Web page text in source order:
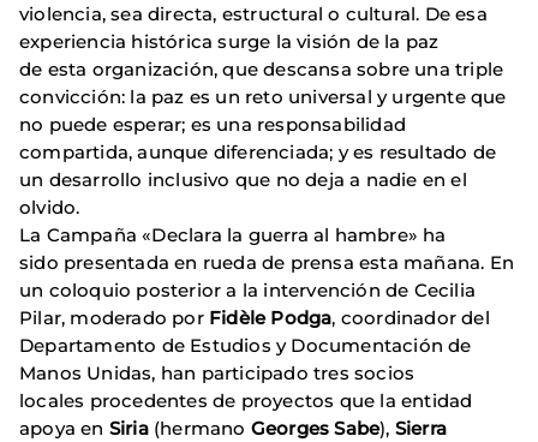
violencia, sea directa, estructural o cultural. De esa
experiencia histórica surge la visión de la paz
de esta organización, que descansa sobre una triple
convicción: la paz es un reto universal y urgente que
no puede esperar; es una responsabilidad
compartida, aunque diferenciada; y es resultado de
un desarrollo inclusivo que no deja a nadie en el
olvido.
La Campaña «Declara la guerra al hambre» ha
sido presentada en rueda de prensa esta mañana. En
un coloquio posterior a la intervención de Cecilia
Pilar, moderado por Fidèle Podga, coordinador del
Departamento de Estudios y Documentación de
Manos Unidas, han participado tres socios
locales procedentes de proyectos que la entidad
apoya en Siria (hermano Georges Sabe), Sierra